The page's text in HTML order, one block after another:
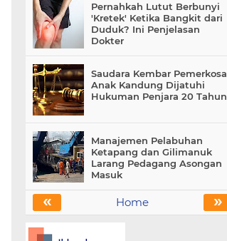
Pernahkah Lutut Berbunyi
'Kretek' Ketika Bangkit dari
Duduk? Ini Penjelasan
Dokter
Saudara Kembar Pemerkosa
Anak Kandung Dijatuhi
Hukuman Penjara 20 Tahun
Manajemen Pelabuhan
Ketapang dan Gilimanuk
Larang Pedagang Asongan
Masuk
« »
Home